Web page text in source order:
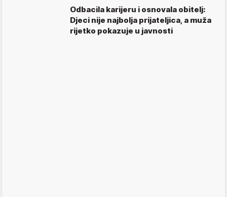
Odbacila karijeru i osnovala obitelj:
Djeci nije najbolja prijateljica, a muža
rijetko pokazuje u javnosti